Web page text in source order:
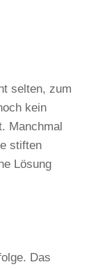
selten, zum
kein
Manchmal
stiften
Lösung
Das